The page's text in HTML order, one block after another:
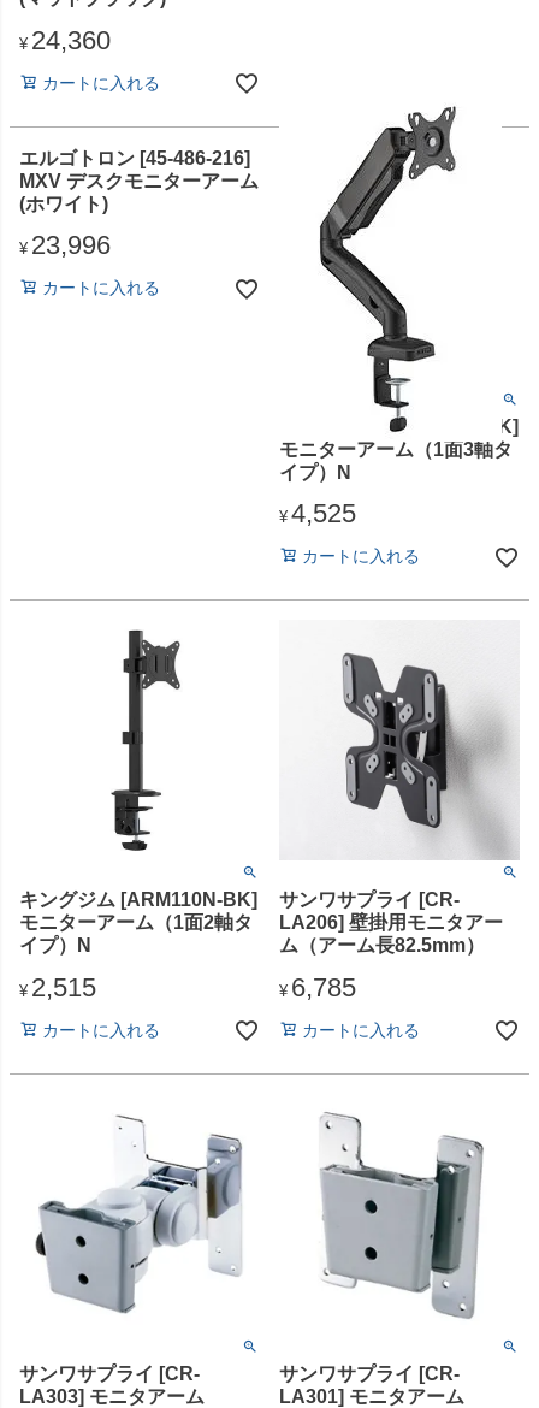
¥ 24,360
カートに入れる
エルゴトロン [45-486-216]
MXV デスクモニターアーム
(ホワイト)
¥ 23,996
カートに入れる
キングジム [ARM130N-BK]
モニターアーム（1面3軸タ
イプ）N
¥ 4,525
カートに入れる
キングジム [ARM110N-BK]
モニターアーム（1面2軸タ
イプ）N
¥ 2,515
カートに入れる
サンワサプライ [CR-
LA206] 壁掛用モニタアー
ム（アーム長82.5mm）
¥ 6,785
カートに入れる
サンワサプライ [CR-
LA303] モニタアーム
サンワサプライ [CR-
LA301] モニタアーム